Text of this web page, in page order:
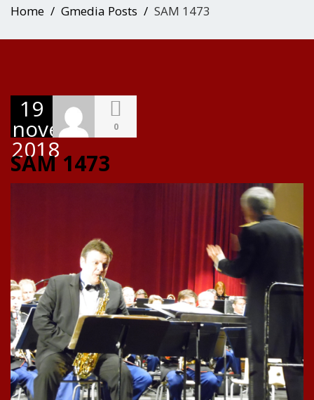
Home Gmedia Posts SAM 1473
19
novembre
2018
0
SAM 1473